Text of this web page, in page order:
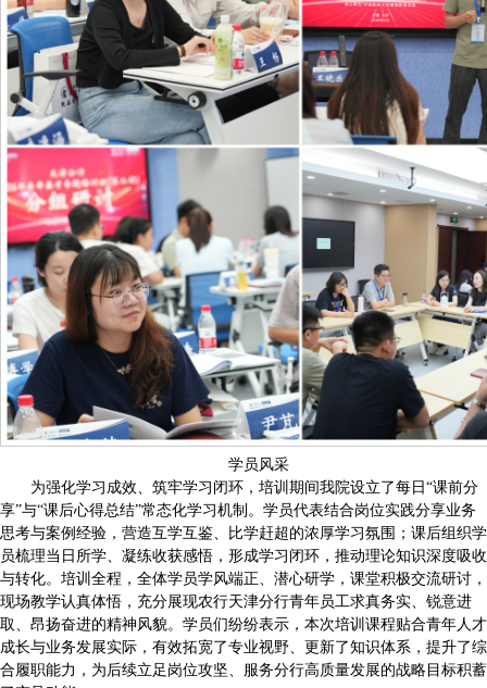
学员风采
为强化学习成效、筑牢学习闭环，培训期间我院设立了每日“课前分
享”与“课后心得总结”常态化学习机制。学员代表结合岗位实践分享业务
思考与案例经验，营造互学互鉴、比学赶超的浓厚学习氛围；课后组织学
员梳理当日所学、凝练收获感悟，形成学习闭环，推动理论知识深度吸收
与转化。培训全程，全体学员学风端正、潜心研学，课堂积极交流研讨，
现场教学认真体悟，充分展现农行天津分行青年员工求真务实、锐意进
取、昂扬奋进的精神风貌。学员们纷纷表示，本次培训课程贴合青年人才
成长与业务发展实际，有效拓宽了专业视野、更新了知识体系，提升了综
合履职能力，为后续立足岗位攻坚、服务分行高质量发展的战略目标积蓄